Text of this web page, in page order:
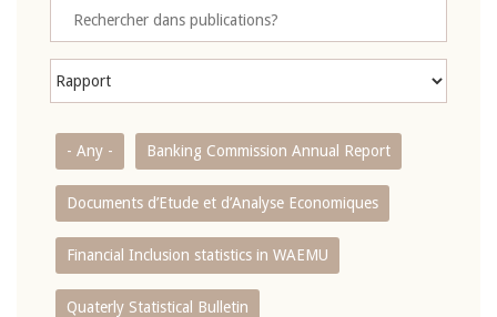
- Any - Banking Commission Annual Report
Documents d’Etude et d’Analyse Economiques
Financial Inclusion statistics in WAEMU
Quaterly Statistical Bulletin